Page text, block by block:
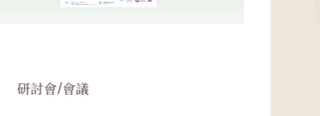
研討會/會議